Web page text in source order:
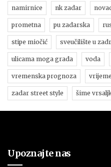
namirnice nk zadar
prometna pu zadarska
stipe miočić sveučilište u
ulicama moga grada voda
vremenska prognoza vrijeme
zadar street style šime
Upoznajte nas